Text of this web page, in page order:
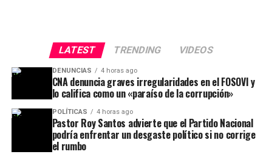
LATEST TRENDING VIDEOS
DENUNCIAS 4 horas ago
CNA denuncia graves irregularidades en el FOSOVI y
lo califica como un «paraíso de la corrupción»
POLÍTICAS 4 horas ago
Pastor Roy Santos advierte que el Partido Nacional
podría enfrentar un desgaste político si no corrige
el rumbo